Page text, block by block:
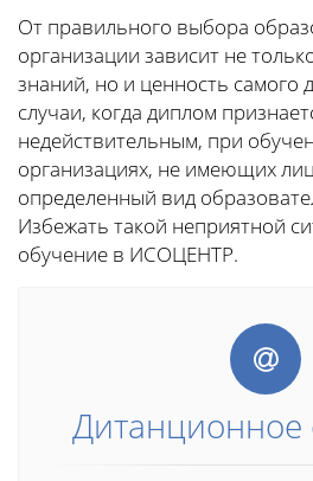
От правильного выбора
организации зависит не
знаний, но и ценность самого
случаи, когда диплом
недействительным, при
организациях, не имеющих
определенный вид
Избежать такой неприятной
обучение в ИСОЦЕНТР.
Дитанционное